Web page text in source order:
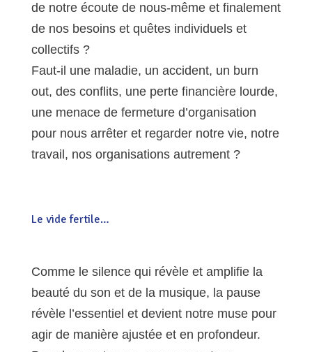
de notre écoute de nous-même et finalement
de nos besoins et quêtes individuels et
collectifs ?
Faut-il une maladie, un accident, un burn
out, des conflits, une perte financière lourde,
une menace de fermeture d’organisation
pour nous arrêter et regarder notre vie, notre
travail, nos organisations autrement ?
Le vide fertile…
Comme le silence qui révèle et amplifie la
beauté du son et de la musique, la pause
révèle l’essentiel et devient notre muse pour
agir de manière ajustée et en profondeur.